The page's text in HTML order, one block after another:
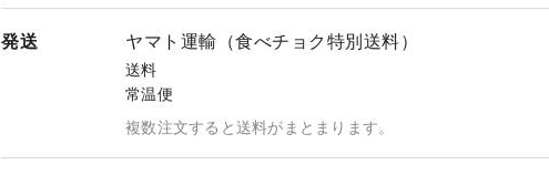
発送 ヤマト運輸（食べチョク特別送料）
送料
常温便
複数注文すると送料がまとまります。